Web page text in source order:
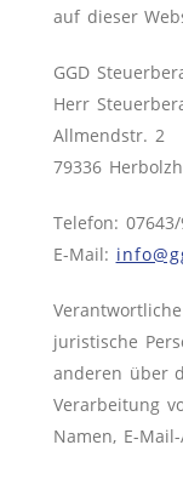
auf dieser
GGD
Herr
Allmendstr. 2
79336
Telefon:
E-Mail:
juristische
anderen über
Verarbeitung
Namen, E-